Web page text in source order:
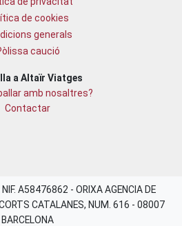
de cookies
generals
caució
a Altaïr Viatges
amb nosaltres?
Contactar
NIF. A58476862 - ORIXA AGENCIA DE
CATALANES, NUM. 616 - 08007
BARCELONA